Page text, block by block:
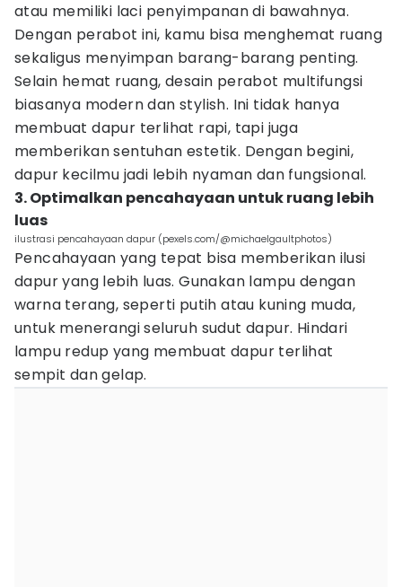
atau memiliki laci penyimpanan di bawahnya.
Dengan perabot ini, kamu bisa menghemat ruang
sekaligus menyimpan barang-barang penting.
Selain hemat ruang, desain perabot multifungsi
biasanya modern dan stylish. Ini tidak hanya
membuat dapur terlihat rapi, tapi juga
memberikan sentuhan estetik. Dengan begini,
dapur kecilmu jadi lebih nyaman dan fungsional.
3. Optimalkan pencahayaan untuk ruang lebih
luas
ilustrasi pencahayaan dapur (pexels.com/@michaelgaultphotos)
Pencahayaan yang tepat bisa memberikan ilusi
dapur yang lebih luas. Gunakan lampu dengan
warna terang, seperti putih atau kuning muda,
untuk menerangi seluruh sudut dapur. Hindari
lampu redup yang membuat dapur terlihat
sempit dan gelap.